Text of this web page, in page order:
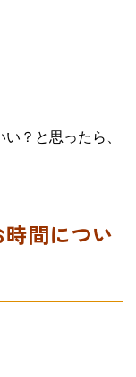
？と思ったら、
間につい